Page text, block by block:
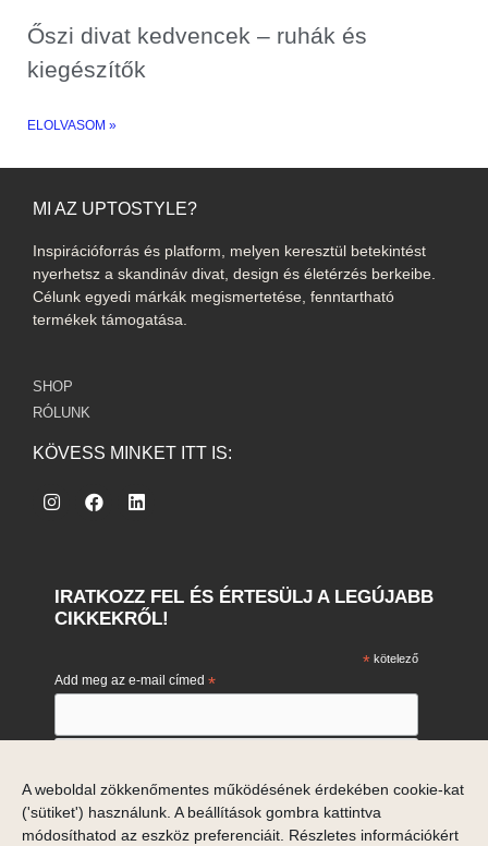
A weboldal zökkenőmentes működésének érdekében cookie-kat
('sütiket') használunk. A beállítások gombra kattintva
módosíthatod az eszköz preferenciáit. Részletes információkért
Őszi divat kedvencek – ruhák és
kiegészítők
ELOLVASOM »
MI AZ UPTOSTYLE?
Inspirációforrás és platform, melyen keresztül betekintést
nyerhetsz a skandináv divat, design és életérzés berkeibe.
Célunk egyedi márkák megismertetése, fenntartható
termékek támogatása.
SHOP
RÓLUNK
KÖVESS MINKET ITT IS:
IRATKOZZ FEL ÉS ÉRTESÜLJ A LEGÚJABB
CIKKEKRŐL!
* kötelező
Add meg az e-mail címed *
Ha meggondolod magad, akkor a hírlevelek alján tudsz
leiratkozni.